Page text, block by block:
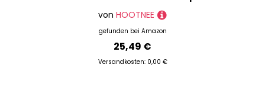
von HOOTNEE
gefunden bei Amazon
25,49 €
Versandkosten: 0,00 €